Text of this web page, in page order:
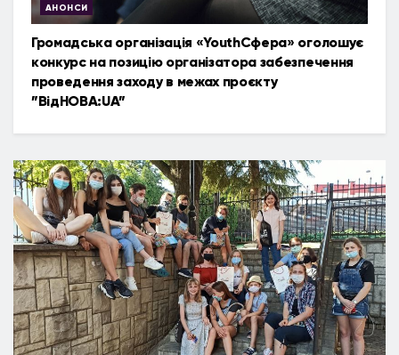
АНОНСИ
Громадська організація «YouthСфера» оголошує
конкурс на позицію організатора забезпечення
проведення заходу в межах проєкту
”ВідНОВА:UA”